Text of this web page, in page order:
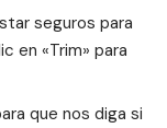
seguros para
en «Trim» para
que nos diga si